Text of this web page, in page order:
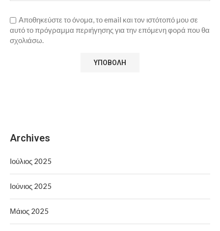
Αποθηκεύστε το όνομα, το email και τον ιστότοπό μου σε
αυτό το πρόγραμμα περιήγησης για την επόμενη φορά που θα
σχολιάσω.
Archives
Ιούλιος 2025
Ιούνιος 2025
Μάιος 2025